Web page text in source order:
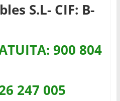
S.L- CIF: B-
900 804
247 005